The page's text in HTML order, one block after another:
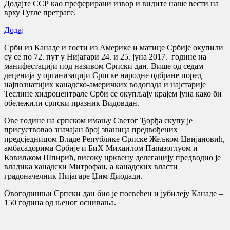
Додајте ССР као преферирани извор и видите наше вести на
врху Гугле претраге.
Додај
Срби из Канаде и гости из Америке и матице Србије окупили
су се по 72. пут у Нијагари 24. и 25. јуна 2017. године на
манифестацији под називом Српски дан. Више од седам
деценија у организацији Српске народне одбране поред
најпознатијих канадско-америчких водопада и најстарије
Теслине хидроцентрале Срби се окупљају крајем јуна како би
обележили српски празник Видовдан.
Ове године на српском имању Светог Ђорђа скупу је
присуствовао значајан број званица предвођених
предсједницом Владе Републике Српске Жељком Цвијановић,
амбасадорима Србије и БиХ Михаилом Папазоглуом и
Ковиљком Шпирић, високу црквену делегацију предводио је
владика канадски Митрофан, а канадских власти
градоначелник Нијагаре Џим Диодади.
Oвогодишњи Српски дан био је посвећен и јубилеју Канаде –
150 година од њеног оснивања.